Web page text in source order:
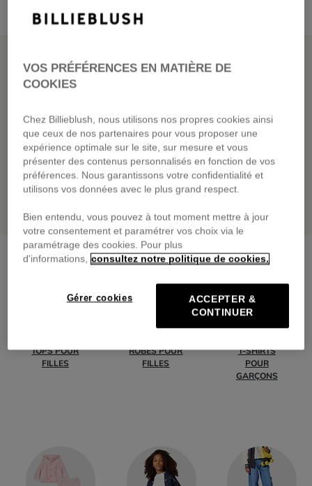
NOUVELLE COLLECTION
BILLIEBLUSH FAIT
SA RENTRÉE
DÉCOUVRIR
TOPS POUR
FILLES
ROBES POUR
FILLES
T-SHIRTS
POUR
GARÇONS
VOS PRÉFÉRENCES EN MATIÈRE DE
COOKIES
Chez Billieblush, nous utilisons nos propres cookies ainsi
que ceux de nos partenaires pour vous proposer une
expérience optimale sur le site, sur mesure et vous
présenter des contenus personnalisés en fonction de vos
préférences. Nous garantissons votre confidentialité et
utilisons vos données avec le plus grand respect.
Bien entendu, vous pouvez à tout moment mettre à jour
votre consentement et paramétrer vos choix via le
paramétrage des cookies. Pour plus
d'informations, consultez notre politique de cookies.
Gérer cookies ACCEPTER &
CONTINUER